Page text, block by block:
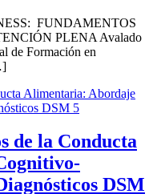
FUNDAMENTOS
PLENA Avalado
de Formación en
de la Conducta
DSM